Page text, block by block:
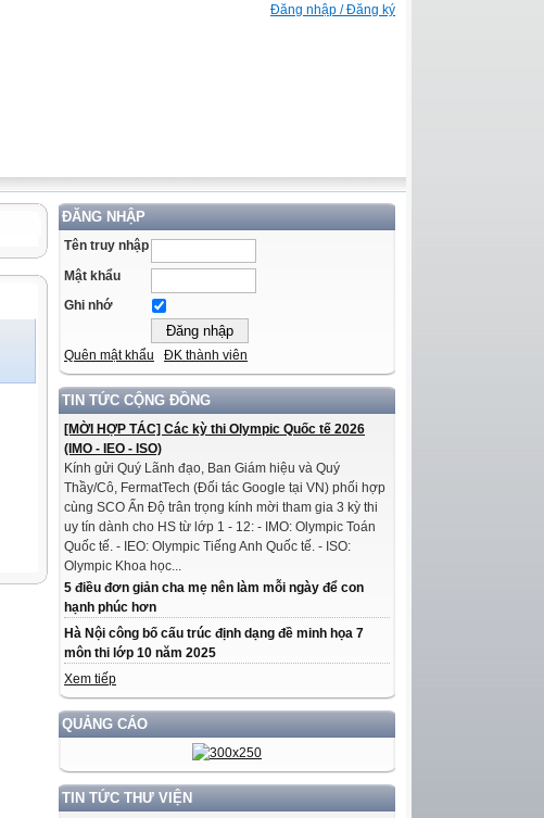
Đăng nhập / Đăng ký
ĐĂNG NHẬP
Tên truy nhập
Mật khẩu
Ghi nhớ
Quên mật khẩu ĐK thành viên
TIN TỨC CỘNG ĐỒNG
[MỜI HỢP TÁC] Các kỳ thi Olympic Quốc tế 2026
(IMO - IEO - ISO)
Kính gửi Quý Lãnh đạo, Ban Giám hiệu và Quý
Thầy/Cô, FermatTech (Đối tác Google tại VN) phối hợp
cùng SCO Ấn Độ trân trọng kính mời tham gia 3 kỳ thi
uy tín dành cho HS từ lớp 1 - 12: - IMO: Olympic Toán
Quốc tế. - IEO: Olympic Tiếng Anh Quốc tế. - ISO:
Olympic Khoa học...
5 điều đơn giản cha mẹ nên làm mỗi ngày để con
hạnh phúc hơn
Hà Nội công bố cấu trúc định dạng đề minh họa 7
môn thi lớp 10 năm 2025
Xem tiếp
QUẢNG CÁO
TIN TỨC THƯ VIỆN